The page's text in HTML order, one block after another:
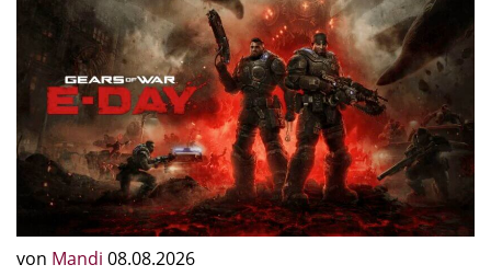
von Mandi 08.08.2026